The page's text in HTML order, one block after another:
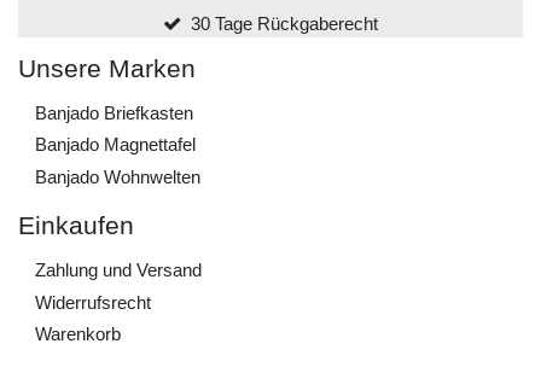
30 Tage Rückgaberecht
Unsere Marken
Banjado Briefkasten
Banjado Magnettafel
Banjado Wohnwelten
Einkaufen
Zahlung und Versand
Widerrufs­recht
Warenkorb